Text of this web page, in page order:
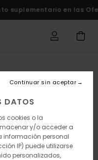
suplementario en las
DATOS
cookies o la
y/o acceder a
información personal
IP) puede utilizarse
personalizados,
Continuar sin aceptar